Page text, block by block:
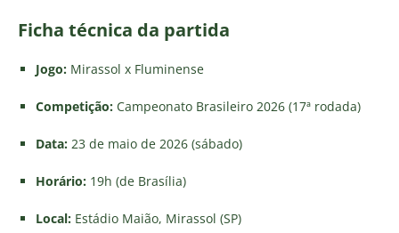
Ficha técnica da partida
Jogo: Mirassol x Fluminense
Competição: Campeonato Brasileiro 2026 (17ª rodada)
Data: 23 de maio de 2026 (sábado)
Horário: 19h (de Brasília)
Local: Estádio Maião, Mirassol (SP)